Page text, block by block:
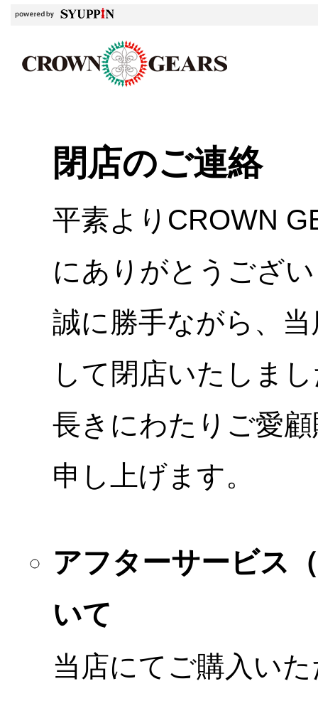
閉店のご連絡
平素よりCROWN
にありがとうござ
誠に勝手ながら、
して閉店いたしま
長きにわたりご愛
申し上げます。
アフターサービス
いて
当店にてご購入い